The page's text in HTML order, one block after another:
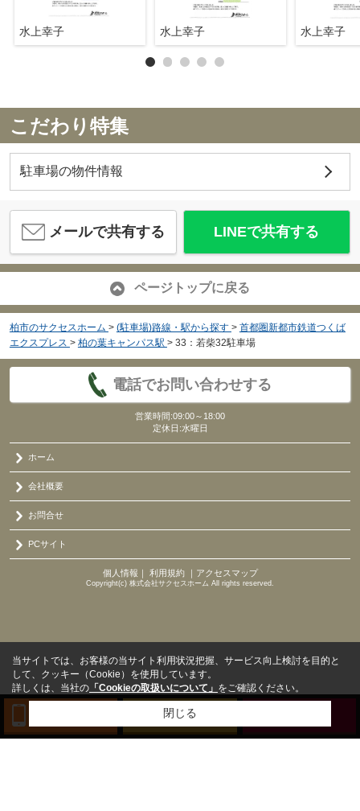
水上幸子 水上幸子 水上幸子
こだわり特集
駐車場の物件情報
メールで共有する LINEで共有する
ページトップに戻る
柏市のサクセスホーム > (駐車場)路線・駅から探す > 首都圏新都市鉄道つくば
エクスプレス > 柏の葉キャンパス駅 > 33：若柴32駐車場
電話でお問い合わせする
営業時間:09:00～18:00
定休日:水曜日
ホーム
会社概要
お問合せ
PCサイト
個人情報 ｜ 利用規約｜ アクセスマップ
Copyright(c) 株式会社サクセスホーム All rights reserved.
来店予約
当サイトでは、お客様の当サイト利用状況把握、サービス向上検討を目的と
して、クッキー（Cookie）を使用しています。
詳しくは、当社の 「Cookieの取扱いについて」 をご確認ください。
閉じる